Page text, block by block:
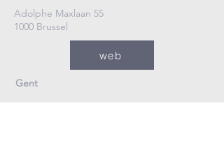
Adolphe Maxlaan 55
1000 Brussel
web
Gent